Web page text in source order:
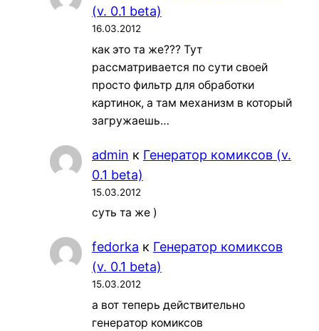
(v. 0.1 beta)
16.03.2012
как это та же??? Тут
рассматривается по сути своей
просто фильтр для обработки
картинок, а там механизм в который
загружаешь…
admin к Генератор комиксов (v.
0.1 beta)
15.03.2012
суть та же )
fedorka к Генератор комиксов
(v. 0.1 beta)
15.03.2012
а вот теперь действительно
генератор комиксов